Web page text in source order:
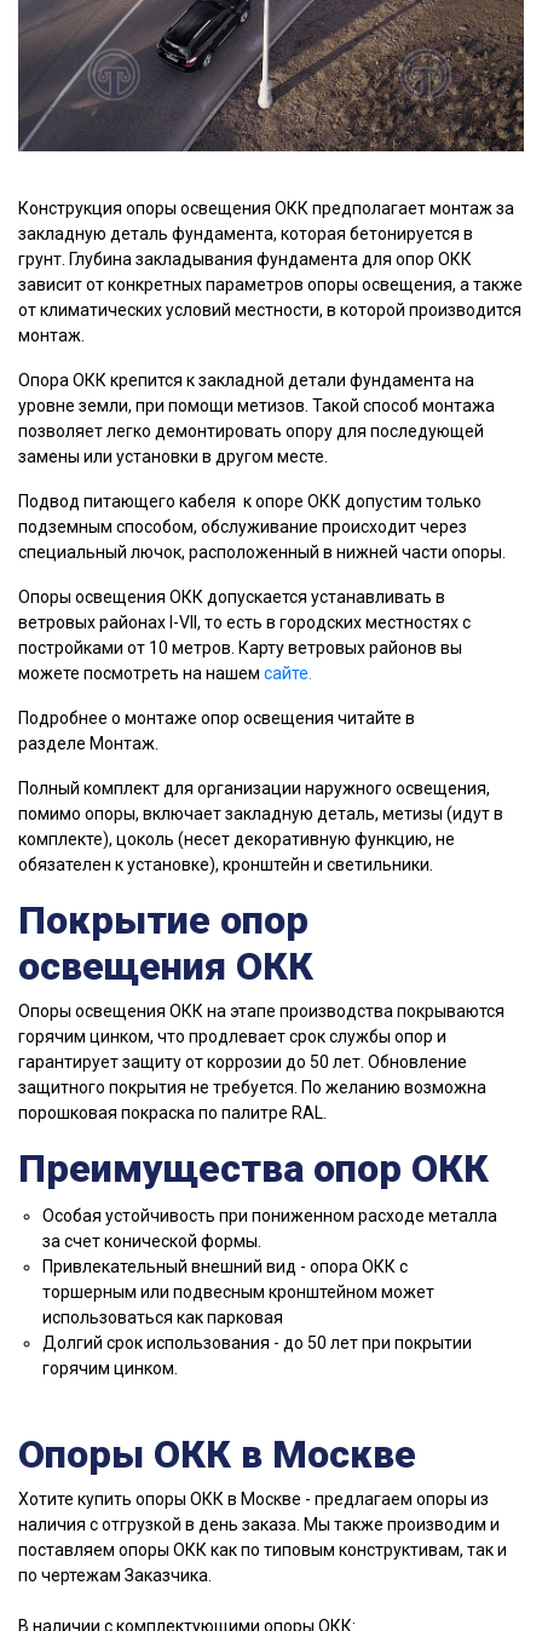
Конструкция опоры освещения ОКК предполагает монтаж за
закладную деталь фундамента, которая бетонируется в
грунт. Глубина закладывания фундамента для опор ОКК
зависит от конкретных параметров опоры освещения, а также
от климатических условий местности, в которой производится
монтаж.
Опора ОКК крепится к закладной детали фундамента на
уровне земли, при помощи метизов. Такой способ монтажа
позволяет легко демонтировать опору для последующей
замены или установки в другом месте.
Подвод питающего кабеля к опоре ОКК допустим только
подземным способом, обслуживание происходит через
специальный лючок, расположенный в нижней части опоры.
Опоры освещения ОКК допускается устанавливать в
ветровых районах I-VII, то есть в городских местностях с
постройками от 10 метров. Карту ветровых районов вы
можете посмотреть на нашем сайте.
Подробнее о монтаже опор освещения читайте в
разделе Монтаж.
Полный комплект для организации наружного освещения,
помимо опоры, включает закладную деталь, метизы (идут в
комплекте), цоколь (несет декоративную функцию, не
обязателен к установке), кронштейн и светильники.
Покрытие опор
освещения ОКК
Опоры освещения ОКК на этапе производства покрываются
горячим цинком, что продлевает срок службы опор и
гарантирует защиту от коррозии до 50 лет. Обновление
защитного покрытия не требуется. По желанию возможна
порошковая покраска по палитре RAL.
Преимущества опор ОКК
Особая устойчивость при пониженном расходе металла
за счет конической формы.
Привлекательный внешний вид - опора ОКК с
торшерным или подвесным кронштейном может
использоваться как парковая
Долгий срок использования - до 50 лет при покрытии
горячим цинком.
Опоры ОКК в Москве
Хотите купить опоры ОКК в Москве - предлагаем опоры из
наличия с отгрузкой в день заказа. Мы также производим и
поставляем опоры ОКК как по типовым конструктивам, так и
по чертежам Заказчика.
В наличии с комплектующими опоры ОКК: